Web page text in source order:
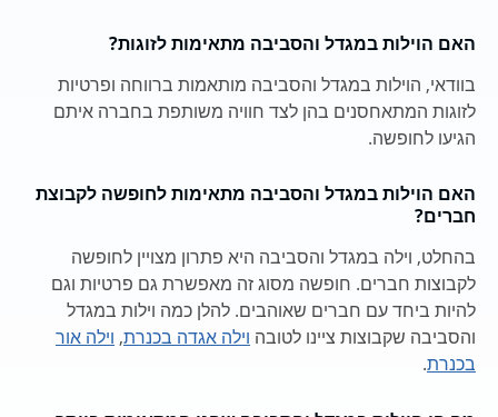
האם הוילות במגדל והסביבה מתאימות לזוגות?
בוודאי, הוילות במגדל והסביבה מותאמות ברווחה ופרטיות
לזוגות המתאחסנים בהן לצד חוויה משותפת בחברה איתם
הגיעו לחופשה.
האם הוילות במגדל והסביבה מתאימות לחופשה לקבוצת
חברים?
בהחלט, וילה במגדל והסביבה היא פתרון מצויין לחופשה
לקבוצות חברים. חופשה מסוג זה מאפשרת גם פרטיות וגם
להיות ביחד עם חברים שאוהבים. להלן כמה וילות במגדל
והסביבה שקבוצות ציינו לטובה וילה אגדה בכנרת, וילה אור
בכנרת.